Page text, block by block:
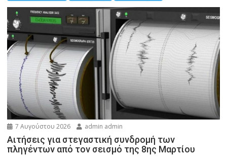
7 Αυγούστου 2026 admin admin
Αιτήσεις για στεγαστική συνδρομή των
πληγέντων από τον σεισμό της 8ης Μαρτίου